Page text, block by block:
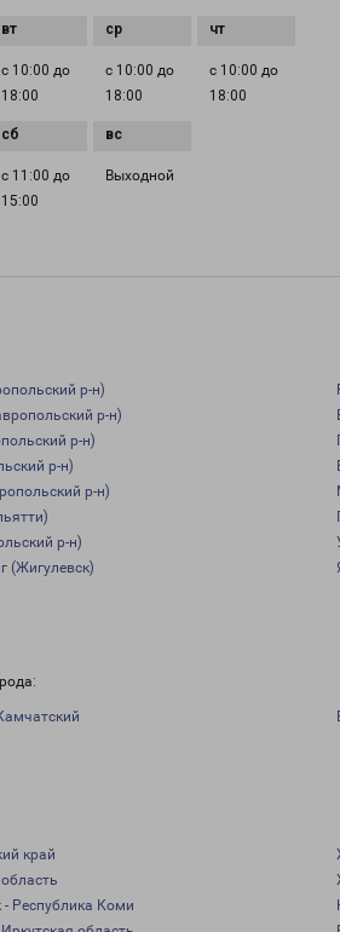
с 10:00 до
18:00
с 10:00 до
18:00
с 10:00 до
18:00
с 11:00 до
15:00
Выходной
р-н)
р-н)
р-н)
р-н)
р-н)
р-н)
(Жигулевск)
край
Республика Коми